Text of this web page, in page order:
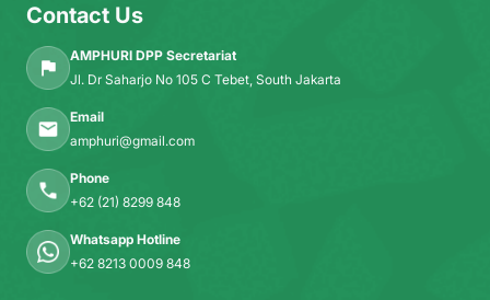
Contact Us
AMPHURI DPP Secretariat
Jl. Dr Saharjo No 105 C Tebet, South Jakarta
Email
amphuri@gmail.com
Phone
+62 (21) 8299 848
Whatsapp Hotline
+62 8213 0009 848